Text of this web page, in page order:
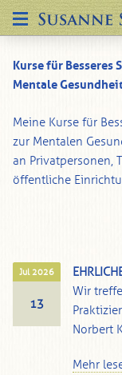
Kurse für Besseres
Mentale
Meine Kurse für
zur Mentalen
an Privatpersonen,
öffentliche
Jul 2026
13
Wir
Norbert
Mehr